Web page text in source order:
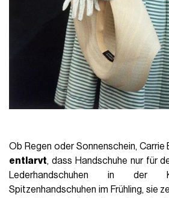
Ob Regen oder Sonnenschein, Carrie
entlarvt, dass Handschuhe nur für
Lederhandschuhen in
Spitzenhandschuhen im Frühling, sie